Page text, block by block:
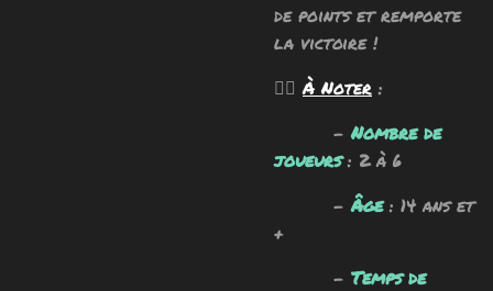
de points et remporte
la victoire !
🧙‍♂️À Noter :
-Nombre de
joueurs: 2 à 6
-Âge : 14 ans et
+
- Temps de